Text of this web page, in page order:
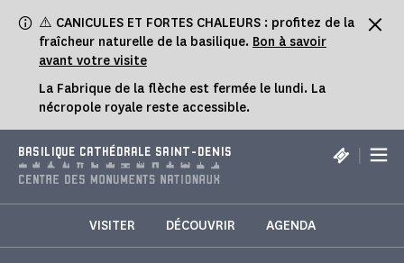
⚠️ CANICULES ET FORTES CHALEURS : profitez de la
fraîcheur naturelle de la basilique. Bon à savoir
avant votre visite
La Fabrique de la flèche est fermée le lundi. La
nécropole royale reste accessible.
BASILIQUE CATHÉDRALE SAINT-DENIS |
VISITER DÉCOUVRIR AGENDA